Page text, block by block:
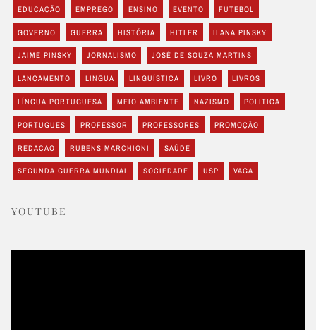
EDUCAÇÃO EMPREGO ENSINO EVENTO FUTEBOL
GOVERNO GUERRA HISTÓRIA HITLER ILANA PINSKY
JAIME PINSKY JORNALISMO JOSÉ DE SOUZA MARTINS
LANÇAMENTO LINGUA LINGUÍSTICA LIVRO LIVROS
LÍNGUA PORTUGUESA MEIO AMBIENTE NAZISMO POLITICA
PORTUGUES PROFESSOR PROFESSORES PROMOÇÃO
REDACAO RUBENS MARCHIONI SAÚDE
SEGUNDA GUERRA MUNDIAL SOCIEDADE USP VAGA
YOUTUBE